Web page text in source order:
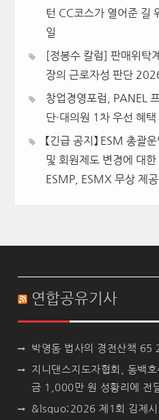
턴 CC코스가 열어준 길
일
[정봉수 칼럼] 판매위탁
장의 근로자성 판단
창업경영포럼, PANEL
단·대의원 1차 우선 혜택
【긴급 공지】 ESM 총괄
및 회원제도 변경에 대
ESMP, ESMX 무상 제
연합공유기사
박영동 법사의 경전산책 65
지니댄스지도자협회, 동백
금 1,000만 원 성황리에 전
&lsquo;2026 제1회 김제시